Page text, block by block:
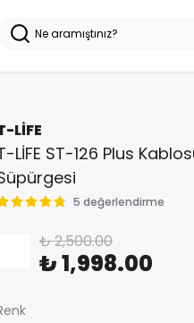
LİFE
LİFE ST-126 Plus
5 değerlendirme
₺ 2,500.00
₺ 1,998.00